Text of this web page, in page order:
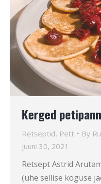
Kerged
Retseptid, Pett By
juuni 30, 2021
Retsept Astrid
(ühe sellise koguse